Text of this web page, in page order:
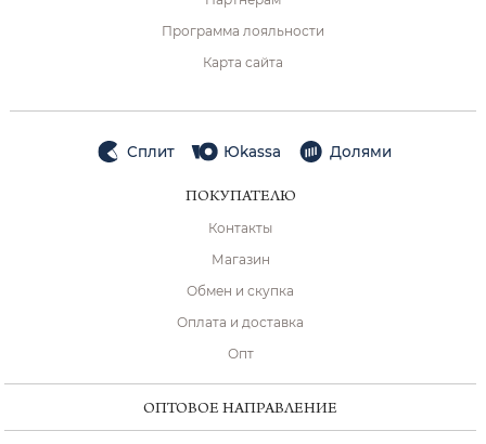
Программа лояльности
Карта сайта
Сплит Юkassa Долями
ПОКУПАТЕЛЮ
Контакты
Магазин
Обмен и скупка
Оплата и доставка
Опт
ОПТОВОЕ НАПРАВЛЕНИЕ